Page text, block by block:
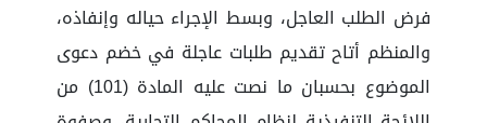
فرض الطلب العاجل، وبسط الإجراء حياله وإنفاذه،
والمنظم أتاح تقديم طلبات عاجلة في خضم دعوى
الموضوع بحسبان ما نصت عليه المادة (101) من